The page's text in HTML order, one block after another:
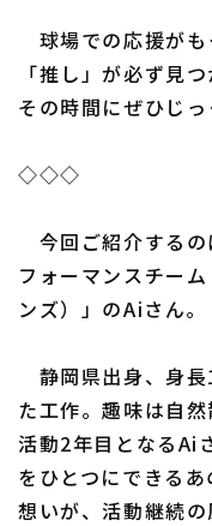
オリックス
福岡ソフト
利用規約
運営会社（別ウィンドウで
特定商取引法の表示
球場での応援がも
「推し」が必ず見
その時間にぜひじ
◇◇◇
今回ご紹介するの
フォーマンスチー
ンズ）」のAiさん。
静岡県出身、身
た工作。趣味は自
活動2年目となるAi
をひとつにできる
想いが、活動継続の